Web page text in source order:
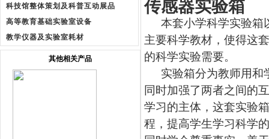
科技馆整体策划及科普互动展品
高等教育基础实验室设备
教学仪器及实验室耗材
其他相关产品
传感器实验箱
本套小学科学实验箱
主要科学教材，使得这
的科学实验需要。
实验箱分为教师用和
同时加强了两者之间的
学习的主体，这套实验
程，提高学生学习科学